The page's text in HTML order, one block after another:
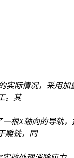
际情况，采用
。其
根X轴向的导轨
雕铣，同